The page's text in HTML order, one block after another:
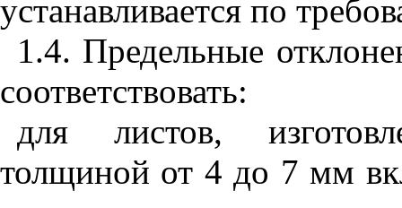
устанавливается по
1.4. Предельные
соответствовать:
для листов,
толщиной от 4 до 7 мм